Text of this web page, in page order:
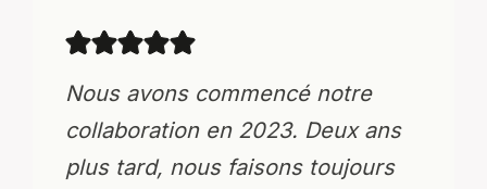
Nous avons commencé notre
collaboration en 2023. Deux ans
plus tard, nous faisons toujours